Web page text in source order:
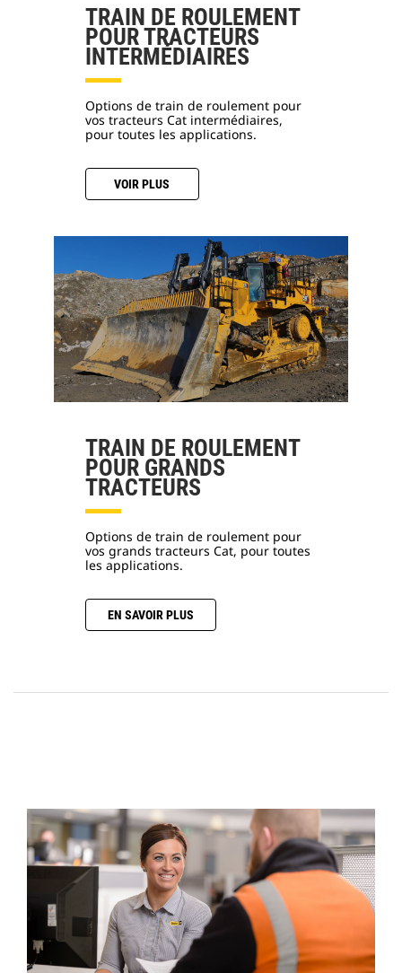
TRAIN DE ROULEMENT
POUR TRACTEURS
INTERMÉDIAIRES
Options de train de roulement pour
vos tracteurs Cat intermédiaires,
pour toutes les applications.
VOIR PLUS
TRAIN DE ROULEMENT
POUR GRANDS
TRACTEURS
Options de train de roulement pour
vos grands tracteurs Cat, pour toutes
les applications.
EN SAVOIR PLUS